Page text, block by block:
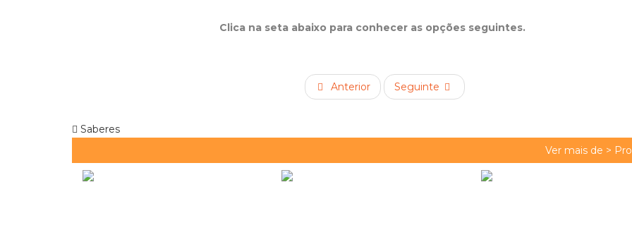
Clica na seta abaixo para conhecer as opções seguintes.
Anterior Seguinte
Saberes
Ver mais de >